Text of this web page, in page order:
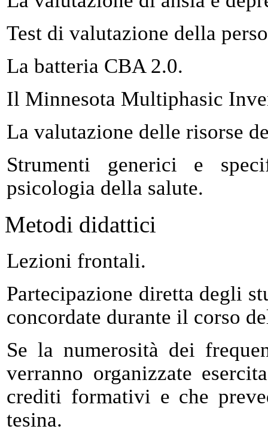
Test di valutazione della
La batteria CBA 2.0.
Il Minnesota Multiphasic
La valutazione delle risorse
Strumenti generici e
psicologia della salute.
Metodi didattici
Lezioni frontali.
Partecipazione diretta degli
concordate durante il corso
Se la numerosità dei
verranno organizzate
crediti formativi e che
tesina.